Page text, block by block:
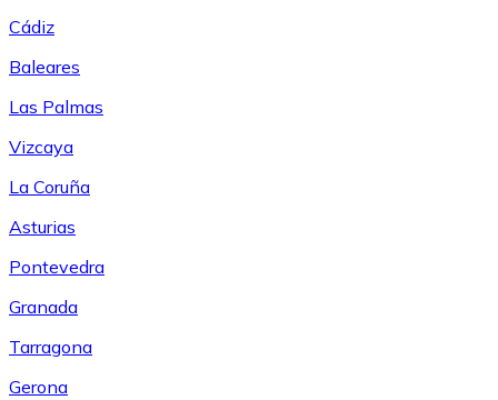
Cádiz
Baleares
Las Palmas
Vizcaya
La Coruña
Asturias
Pontevedra
Granada
Tarragona
Gerona